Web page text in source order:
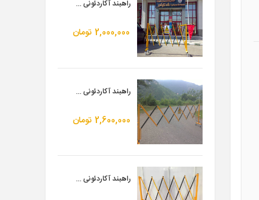
راهبند آکاردئونی ...
2,000,000 تومان
راهبند آکاردئونی ...
2,600,000 تومان
راهبند آکاردئونی ...